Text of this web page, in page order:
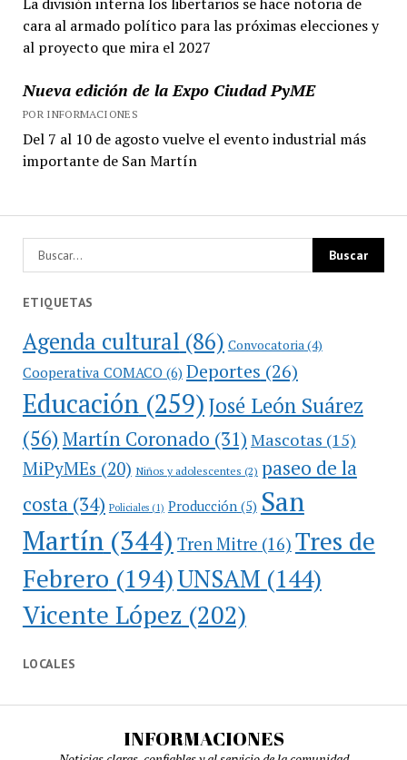
cara al armado político para las próximas elecciones y
al proyecto que mira el 2027
Nueva edición de la Expo Ciudad PyME
POR INFORMACIONES
Del 7 al 10 de agosto vuelve el evento industrial más
importante de San Martín
ETIQUETAS
Agenda cultural (86) Convocatoria (4)
Cooperativa COMACO(6) Deportes (26)
Educación(259)José León Suárez
(56)Martín Coronado (31) Mascotas (15)
MiPyMEs (20) Niños y adolescentes (2) paseo de la
costa(34) Policiales(1) Producción(5) San
Martín(344) Tren Mitre (16) Tres de
Febrero (194)UNSAM (144)
Vicente López (202)
LOCALES
INFORMACIONES